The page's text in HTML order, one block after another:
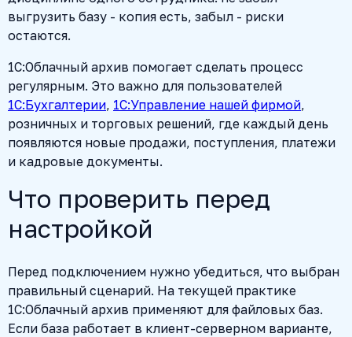
выгрузить базу - копия есть, забыл - риски
остаются.
1С:Облачный архив помогает сделать процесс
регулярным. Это важно для пользователей
1С:Бухгалтерии, 1С:Управление нашей фирмой,
розничных и торговых решений, где каждый день
появляются новые продажи, поступления, платежи
и кадровые документы.
Что проверить перед
настройкой
Перед подключением нужно убедиться, что выбран
правильный сценарий. На текущей практике
1С:Облачный архив применяют для файловых баз.
Если база работает в клиент-серверном варианте,